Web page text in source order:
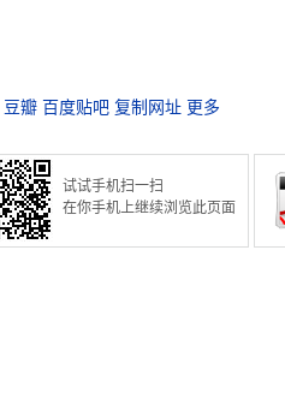
豆瓣 百度贴吧 复制网址 更多
试试手机扫一扫
在你手机上继续浏览此页面